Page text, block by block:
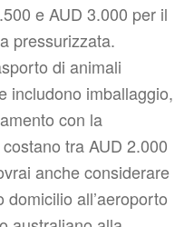
e AUD 3.000 per il
pressurizzata.
di animali
includono imballaggio,
con la
tra AUD 2.000
anche considerare
all’aeroporto